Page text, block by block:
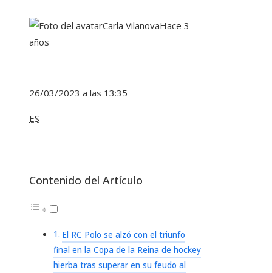
Carla VilanovaHace 3
años
26/03/2023 a las 13:35
ES
Contenido del Artículo
El RC Polo se alzó con el triunfo
final en la Copa de la Reina de hockey
hierba tras superar en su feudo al